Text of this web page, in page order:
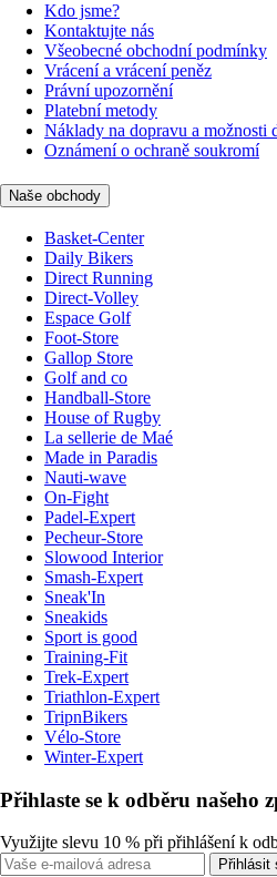
Kdo jsme?
Kontaktujte nás
Všeobecné obchodní podmínky
Vrácení a vrácení peněz
Právní upozornění
Platební metody
Náklady na dopravu a možnosti
Oznámení o ochraně soukromí
Naše obchody
Basket-Center
Daily Bikers
Direct Running
Direct-Volley
Espace Golf
Foot-Store
Gallop Store
Golf and co
Handball-Store
House of Rugby
La sellerie de Maé
Made in Paradis
Nauti-wave
On-Fight
Padel-Expert
Pecheur-Store
Slowood Interior
Smash-Expert
Sneak'In
Sneakids
Sport is good
Training-Fit
Trek-Expert
Triathlon-Expert
TripnBikers
Vélo-Store
Winter-Expert
Přihlaste se k odběru našeho
Využijte slevu 10 % při přihlášení k
Přihlásit